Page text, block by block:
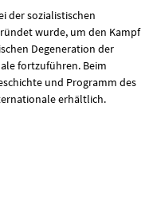
der sozialistischen
wurde, um den Kampf
Degeneration der
fortzuführen. Beim
und Programm des
erhältlich.